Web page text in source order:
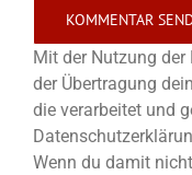
Mit der Nutzung
der Übertragung
die verarbeitet und
Wenn du damit